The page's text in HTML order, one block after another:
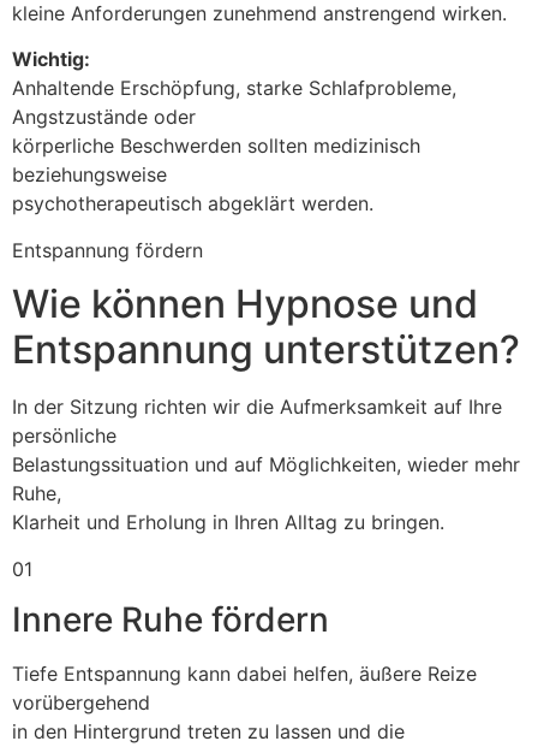
kleine Anforderungen zunehmend anstrengend wirken.
Wichtig:
Anhaltende Erschöpfung, starke Schlafprobleme,
Angstzustände oder
körperliche Beschwerden sollten medizinisch
beziehungsweise
psychotherapeutisch abgeklärt werden.
Entspannung fördern
Wie können Hypnose und
Entspannung unterstützen?
In der Sitzung richten wir die Aufmerksamkeit auf Ihre
persönliche
Belastungssituation und auf Möglichkeiten, wieder mehr
Ruhe,
Klarheit und Erholung in Ihren Alltag zu bringen.
01
Innere Ruhe fördern
Tiefe Entspannung kann dabei helfen, äußere Reize
vorübergehend
in den Hintergrund treten zu lassen und die